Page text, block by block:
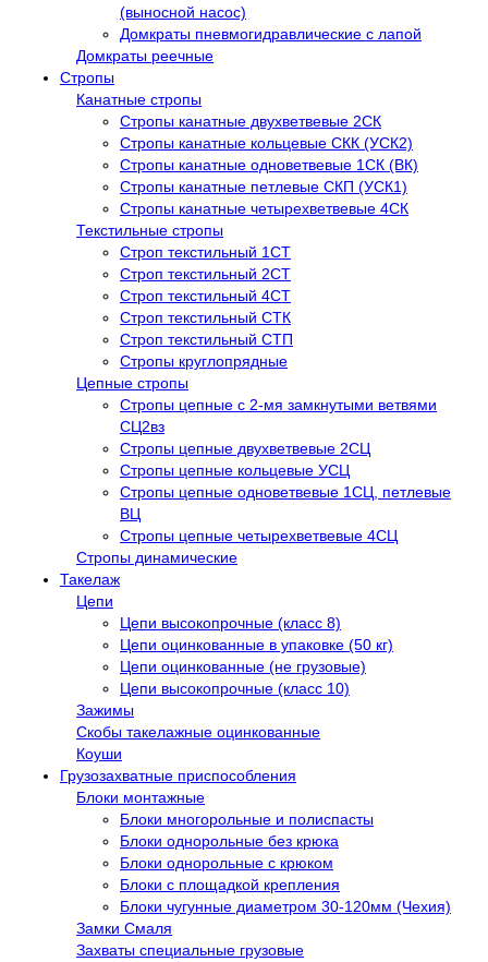
(выносной насос)
Домкраты пневмогидравлические с лапой
Домкраты реечные
Стропы
Канатные стропы
Стропы канатные двухветвевые 2СК
Стропы канатные кольцевые СКК (УСК2)
Стропы канатные одноветвевые 1СК (ВК)
Стропы канатные петлевые СКП (УСК1)
Стропы канатные четырехветвевые 4СК
Текстильные стропы
Строп текстильный 1СТ
Строп текстильный 2СТ
Строп текстильный 4СТ
Строп текстильный СТК
Строп текстильный СТП
Стропы круглопрядные
Цепные стропы
Стропы цепные с 2-мя замкнутыми ветвями
СЦ2вз
Стропы цепные двухветвевые 2СЦ
Стропы цепные кольцевые УСЦ
Стропы цепные одноветвевые 1СЦ, петлевые
ВЦ
Стропы цепные четырехветвевые 4СЦ
Стропы динамические
Такелаж
Цепи
Цепи высокопрочные (класс 8)
Цепи оцинкованные в упаковке (50 кг)
Цепи оцинкованные (не грузовые)
Цепи высокопрочные (класс 10)
Зажимы
Скобы такелажные оцинкованные
Коуши
Грузозахватные приспособления
Блоки монтажные
Блоки многорольные и полиспасты
Блоки однорольные без крюка
Блоки однорольные с крюком
Блоки с площадкой крепления
Блоки чугунные диаметром 30-120мм (Чехия)
Замки Смаля
Захваты специальные грузовые